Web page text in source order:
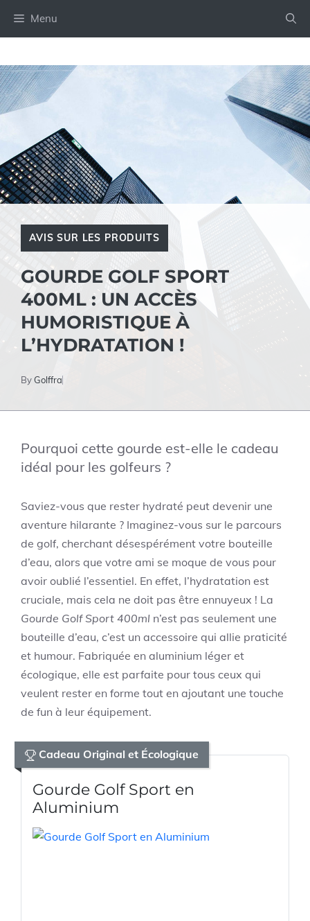
Menu
AVIS SUR LES PRODUITS
GOURDE GOLF SPORT
400ML : UN ACCÈS
HUMORISTIQUE À
L’HYDRATATION !
ByGolffra
Pourquoi cette gourde est-elle le cadeau
idéal pour les golfeurs ?
Saviez-vous que rester hydraté peut devenir une
aventure hilarante ? Imaginez-vous sur le parcours
de golf, cherchant désespérément votre bouteille
d’eau, alors que votre ami se moque de vous pour
avoir oublié l’essentiel. En effet, l’hydratation est
cruciale, mais cela ne doit pas être ennuyeux ! La
Gourde Golf Sport 400ml n’est pas seulement une
bouteille d’eau, c’est un accessoire qui allie praticité
et humour. Fabriquée en aluminium léger et
écologique, elle est parfaite pour tous ceux qui
veulent rester en forme tout en ajoutant une touche
de fun à leur équipement.
Cadeau Original et Écologique
Gourde Golf Sport en
Aluminium